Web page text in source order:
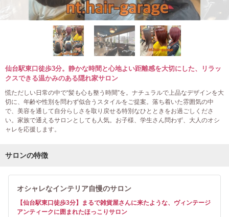
仙台駅東口徒歩3分。静かな時間と心地よい距離感を大切にした、リラッ
クスできる温かみのある隠れ家サロン
慌ただしい日常の中で“髪も心も整う時間”を。ナチュラルで上品なデザインを大
切に、年齢や性別を問わず似合うスタイルをご提案。落ち着いた雰囲気の中
で、美容を通して自分らしさを取り戻せる特別なひとときをお過ごしくださ
い。家族で通えるサロンとしても人気。お子様、学生さん問わず、大人のオシ
ャレを応援します。
サロンの特徴
オシャレなインテリア自慢のサロン
【仙台駅東口徒歩3分】まるで雑貨屋さんに来たような、ヴィンテージ
アンティークに囲まれたほっこりサロン